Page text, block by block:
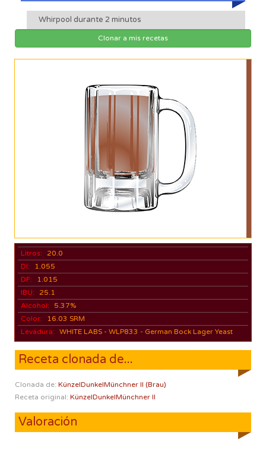
Whirpool durante 2 minutos
Clonar a mis recetas
Litros:
20.0
DI:
1.055
DF:
1.015
IBU:
25.1
Alcohol:
5.37%
Color:
16.03 SRM
Levadura: WHITE LABS - WLP833 - German Bock Lager Yeast
Receta clonada de...
Clonada de: KünzelDunkelMünchner II (Brau)
Receta original: KünzelDunkelMünchner II
Valoración